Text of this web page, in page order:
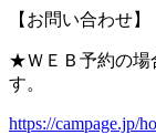
【お問い合わせ
★ＷＥＢ予約の場
す。
https://campage.jp/